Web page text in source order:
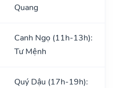
Quang
Canh Ngọ (11h-13h):
Tư Mệnh
Quý Dậu (17h-19h):